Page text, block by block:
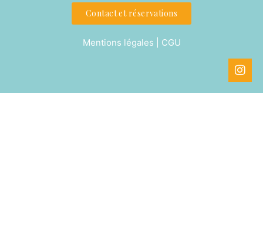
Contact et réservations
Mentions légales | CGU